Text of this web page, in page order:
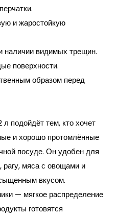
и жаростойкую
наличии видимых трещин.
поверхности.
образом перед
подойдёт тем, кто хочет
и хорошо протомлённые
посуде. Он удобен для
мяса с овощами и
вкусом.
— мягкое распределение
готовятся